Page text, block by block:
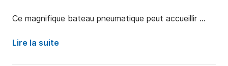
Ce magnifique bateau pneumatique peut accueillir
dernière génération de 40 chevaux, il peut être
Lire la suite